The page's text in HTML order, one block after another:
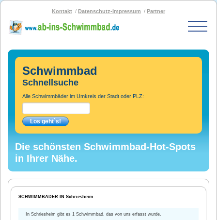
Kontakt Datenschutz-Impressum Partner
Start
Schwimmbad-Karte
Bäder nach PLZ
Bäder nach Stadt
SOS-Schwimmbad
Blog
Bad melden
Schwimmbad
Schnellsuche
Alle Schwimmbäder im Umkreis der Stadt oder PLZ:
Die schönsten Schwimmbad-Hot-Spots
in Ihrer Nähe.
SCHWIMMBÄDER IN Schriesheim
In Schriesheim gibt es 1 Schwimmbad, das von uns erfasst wurde.